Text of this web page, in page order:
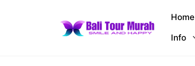
Home
Info